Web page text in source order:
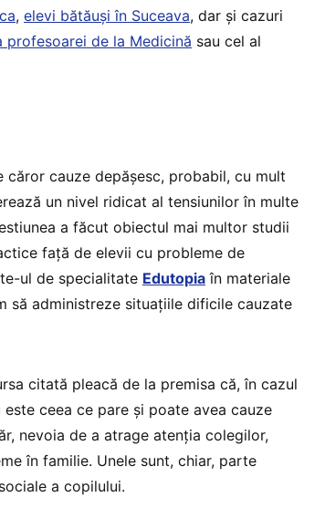
, elevi bătăuși în Suceava, dar și cazuri
profesoarei de la Medicină sau cel al
cauze depășesc, probabil, cu mult
un nivel ridicat al tensiunilor în multe
a făcut obiectul mai multor studii
față de elevii cu probleme de
ul de specialitate Edutopia în materiale
să administreze situațiile dificile cauzate
citată pleacă de la premisa că, în cazul
ceea ce pare și poate avea cauze
nevoia de a atrage atenția colegilor,
în familie. Unele sunt, chiar, parte
a copilului.